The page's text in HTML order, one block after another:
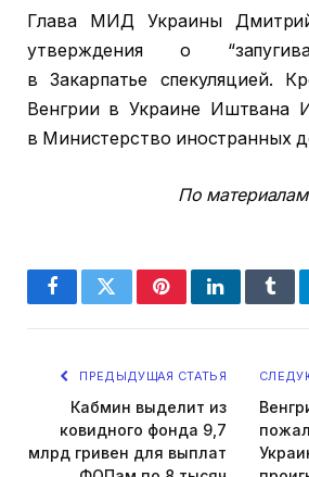
Глава МИД Украины
утверждения о
в Закарпатье спекуляцией.
Венгрии в Украине Иштвана
в Министерство иностранных
По
FacebookTwitterPinterestLinkedIn
ПРЕДЫДУЩАЯ СТАТЬЯ
Кабмин выделит из
ковидного фонда 9,7
млрд гривен для выплат